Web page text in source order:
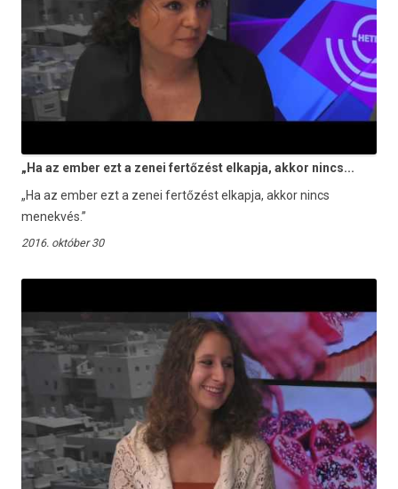
„Ha az ember ezt a zenei fertőzést elkapja, akkor nincs...
„Ha az ember ezt a zenei fertőzést elkapja, akkor nincs
menekvés.”
2016. október 30